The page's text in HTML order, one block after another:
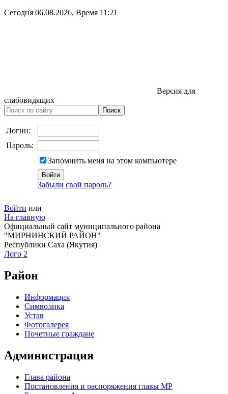
Сегодня 06.08.2026, Время 11:21
Версия для
слабовидящих
Логин:
Пароль:
Запомнить меня на этом компьютере
Забыли свой пароль?
Войти или
На главную
Официальный сайт муниципального района
"МИРНИНСКИЙ РАЙОН"
Республики Саха (Якутия)
Лого 2
Район
Информация
Символика
Устав
Фотогалерея
Почетные граждане
Администрация
Глава района
Постановления и распоряжения главы МР